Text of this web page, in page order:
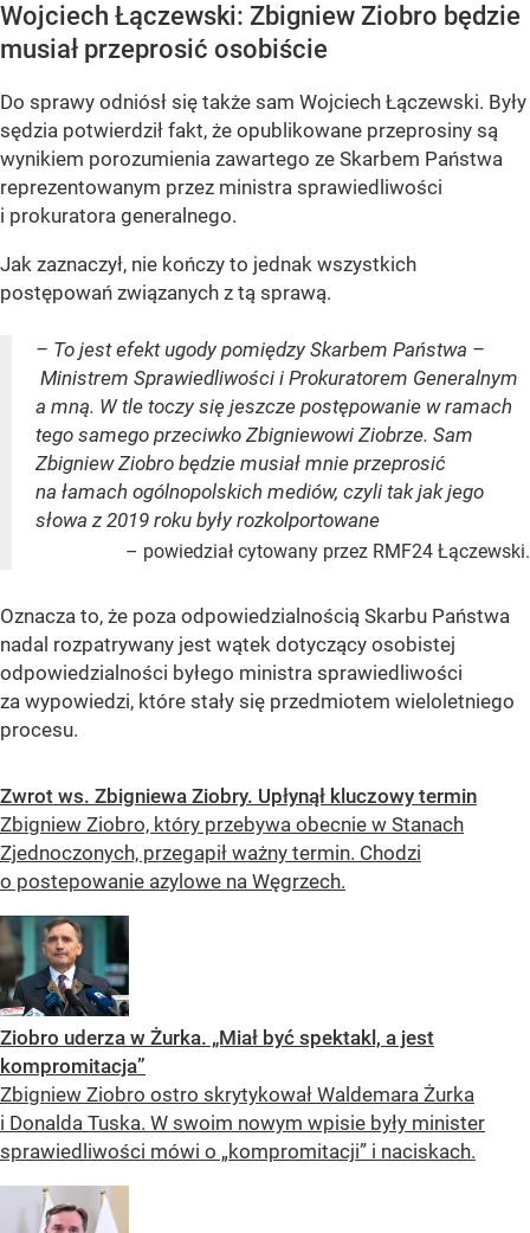
Wojciech Łączewski: Zbigniew Ziobro będzie
musiał przeprosić osobiście
Do sprawy odniósł się także sam Wojciech Łączewski. Były
sędzia potwierdził fakt, że opublikowane przeprosiny są
wynikiem porozumienia zawartego ze Skarbem Państwa
reprezentowanym przez ministra sprawiedliwości
i prokuratora generalnego.
Jak zaznaczył, nie kończy to jednak wszystkich
postępowań związanych z tą sprawą.
– To jest efekt ugody pomiędzy Skarbem Państwa –
Ministrem Sprawiedliwości i Prokuratorem Generalnym
a mną. W tle toczy się jeszcze postępowanie w ramach
tego samego przeciwko Zbigniewowi Ziobrze. Sam
Zbigniew Ziobro będzie musiał mnie przeprosić
na łamach ogólnopolskich mediów, czyli tak jak jego
słowa z 2019 roku były rozkolportowane
– powiedział cytowany przez RMF24 Łączewski.
Oznacza to, że poza odpowiedzialnością Skarbu Państwa
nadal rozpatrywany jest wątek dotyczący osobistej
odpowiedzialności byłego ministra sprawiedliwości
za wypowiedzi, które stały się przedmiotem wieloletniego
procesu.
Zwrot ws. Zbigniewa Ziobry. Upłynął kluczowy termin
Zbigniew Ziobro, który przebywa obecnie w Stanach
Zjednoczonych, przegapił ważny termin. Chodzi
o postepowanie azylowe na Węgrzech.
Ziobro uderza w Żurka. „Miał być spektakl, a jest
kompromitacja”
Zbigniew Ziobro ostro skrytykował Waldemara Żurka
i Donalda Tuska. W swoim nowym wpisie były minister
sprawiedliwości mówi o „kompromitacji” i naciskach.